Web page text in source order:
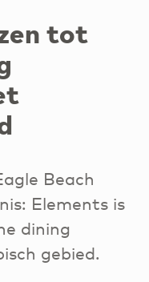
tot
Beach
Elements is
dining
gebied.